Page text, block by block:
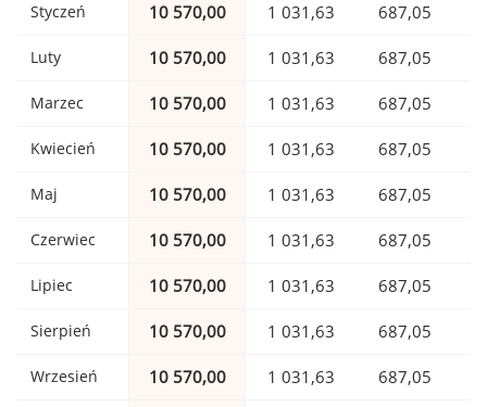
Styczeń 10 570,00 1 031,63 687,05
Luty 10 570,00 1 031,63 687,05
Marzec 10 570,00 1 031,63 687,05
Kwiecień 10 570,00 1 031,63 687,05
Maj 10 570,00 1 031,63 687,05
Czerwiec 10 570,00 1 031,63 687,05
Lipiec 10 570,00 1 031,63 687,05
Sierpień 10 570,00 1 031,63 687,05
Wrzesień 10 570,00 1 031,63 687,05